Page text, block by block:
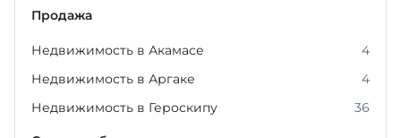
Продажа
Недвижимость в Акамасе
4
Недвижимость в Аргаке
4
Недвижимость в Героскипу
36